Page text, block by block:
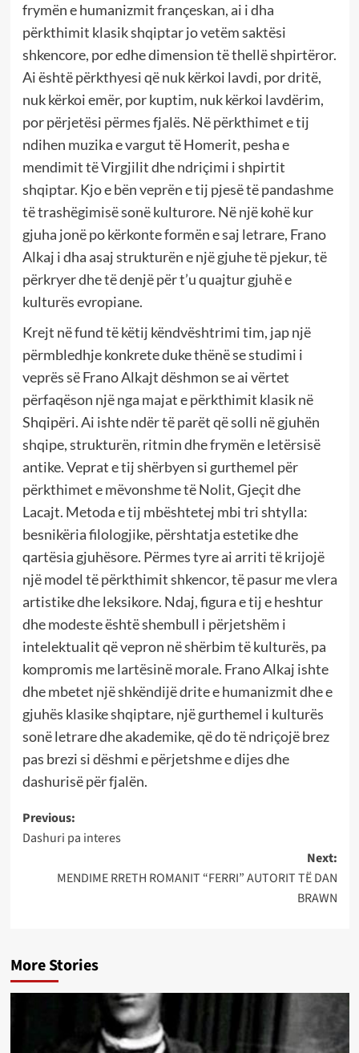
frymën e humanizmit françeskan, ai i dha
përkthimit klasik shqiptar jo vetëm saktësi
shkencore, por edhe dimension të thellë shpirtëror.
Ai është përkthyesi që nuk kërkoi lavdi, por dritë,
nuk kërkoi emër, por kuptim, nuk kërkoi lavdërim,
por përjetësi përmes fjalës. Në përkthimet e tij
ndihen muzika e vargut të Homerit, pesha e
mendimit të Virgjilit dhe ndriçimi i shpirtit
shqiptar. Kjo e bën veprën e tij pjesë të pandashme
të trashëgimisë sonë kulturore. Në një kohë kur
gjuha jonë po kërkonte formën e saj letrare, Frano
Alkaj i dha asaj strukturën e një gjuhe të pjekur, të
përkryer dhe të denjë për t’u quajtur gjuhë e
kulturës evropiane.
Krejt në fund të këtij këndvështrimi tim, jap një
përmbledhje konkrete duke thënë se studimi i
veprës së Frano Alkajt dëshmon se ai vërtet
përfaqëson një nga majat e përkthimit klasik në
Shqipëri. Ai ishte ndër të parët që solli në gjuhën
shqipe, strukturën, ritmin dhe frymën e letërsisë
antike. Veprat e tij shërbyen si gurthemel për
përkthimet e mëvonshme të Nolit, Gjeçit dhe
Lacajt. Metoda e tij mbështetej mbi tri shtylla:
besnikëria filologjike, përshtatja estetike dhe
qartësia gjuhësore. Përmes tyre ai arriti të krijojë
një model të përkthimit shkencor, të pasur me vlera
artistike dhe leksikore. Ndaj, figura e tij e heshtur
dhe modeste është shembull i përjetshëm i
intelektualit që vepron në shërbim të kulturës, pa
kompromis me lartësinë morale. Frano Alkaj ishte
dhe mbetet një shkëndijë drite e humanizmit dhe e
gjuhës klasike shqiptare, një gurthemel i kulturës
sonë letrare dhe akademike, që do të ndriçojë brez
pas brezi si dëshmi e përjetshme e dijes dhe
dashurisë për fjalën.
Post
navigation
Previous:
Dashuri pa interes
Next:
MENDIME RRETH ROMANIT “FERRI” AUTORIT TË DAN
BRAWN
More Stories